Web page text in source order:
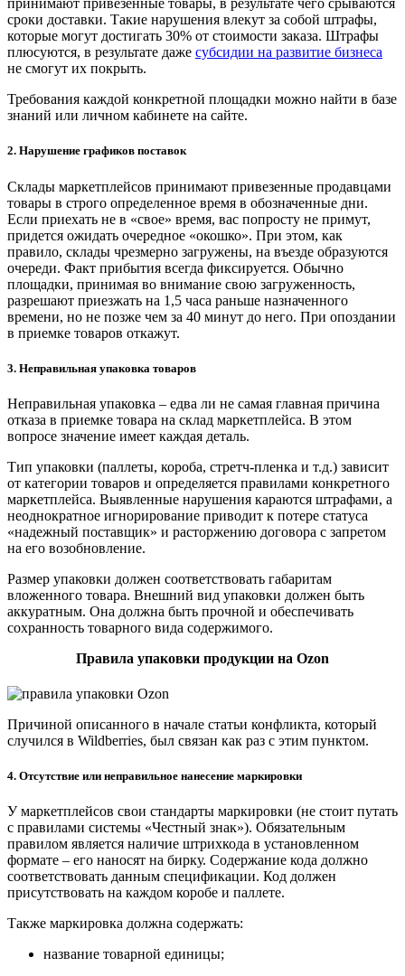
принимают привезенные товары, в результате чего срываются
сроки доставки. Такие нарушения влекут за собой штрафы,
которые могут достигать 30% от стоимости заказа. Штрафы
плюсуются, в результате даже субсидии на развитие бизнеса
не смогут их покрыть.
Требования каждой конкретной площадки можно найти в базе
знаний или личном кабинете на сайте.
2. Нарушение графиков поставок
Склады маркетплейсов принимают привезенные продавцами
товары в строго определенное время в обозначенные дни.
Если приехать не в «свое» время, вас попросту не примут,
придется ожидать очередное «окошко». При этом, как
правило, склады чрезмерно загружены, на въезде образуются
очереди. Факт прибытия всегда фиксируется. Обычно
площадки, принимая во внимание свою загруженность,
разрешают приезжать на 1,5 часа раньше назначенного
времени, но не позже чем за 40 минут до него. При опоздании
в приемке товаров откажут.
3. Неправильная упаковка товаров
Неправильная упаковка – едва ли не самая главная причина
отказа в приемке товара на склад маркетплейса. В этом
вопросе значение имеет каждая деталь.
Тип упаковки (паллеты, короба, стретч-пленка и т.д.) зависит
от категории товаров и определяется правилами конкретного
маркетплейса. Выявленные нарушения караются штрафами, а
неоднократное игнорирование приводит к потере статуса
«надежный поставщик» и расторжению договора с запретом
на его возобновление.
Размер упаковки должен соответствовать габаритам
вложенного товара. Внешний вид упаковки должен быть
аккуратным. Она должна быть прочной и обеспечивать
сохранность товарного вида содержимого.
Правила упаковки продукции на Ozon
Причиной описанного в начале статьи конфликта, который
случился в Wildberries, был связан как раз с этим пунктом.
4. Отсутствие или неправильное нанесение маркировки
У маркетплейсов свои стандарты маркировки (не стоит путать
с правилами системы «Честный знак»). Обязательным
правилом является наличие штрихкода в установленном
формате – его наносят на бирку. Содержание кода должно
соответствовать данным спецификации. Код должен
присутствовать на каждом коробе и паллете.
Также маркировка должна содержать:
название товарной единицы;